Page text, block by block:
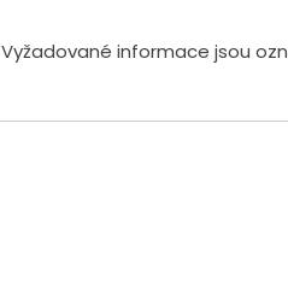
Vyžadované informace jsou